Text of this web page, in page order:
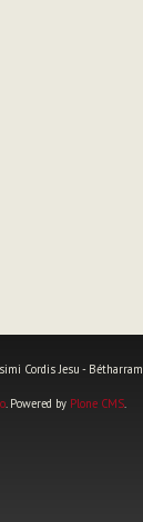
Cordis Jesu - Bétharram
. Powered by Plone CMS.